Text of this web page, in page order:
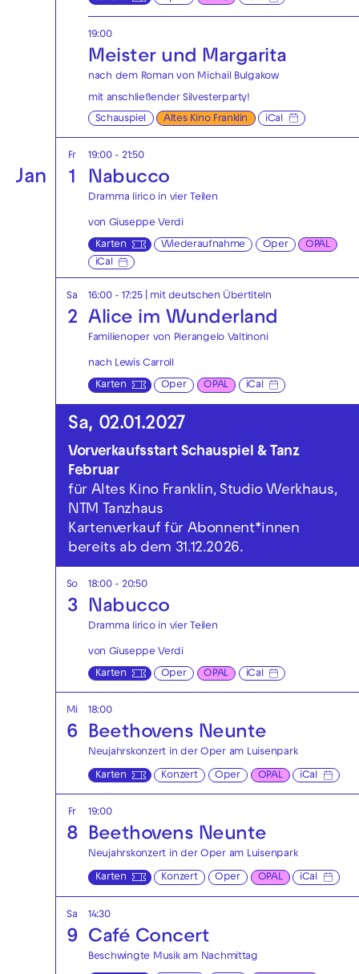
19:00
Meister und Margarita
nach dem Roman von Michail Bulgakow
mit anschließenderSilvesterparty!
Schauspiel Altes Kino Franklin iCal
Jan
Fr
1
19:00 - 21:50
Nabucco
Dramma lirico in vier Teilen
von Giuseppe Verdi
Karten Wiederaufnahme Oper
OPAL
iCal
Sa
2
16:00 - 17:25| mit deutschen Übertiteln
Alice im Wunderland
Familienoper von Pierangelo Valtinoni
nach Lewis Carroll
Karten Oper OPAL iCal
Sa, 02.01.2027
Vorverkaufsstart Schauspiel & Tanz
Februar
für Altes Kino Franklin, Studio Werkhaus,
NTM Tanzhaus
Kartenverkauf für Abonnent*innen
bereits ab dem 31.12.2026.
So
3
18:00 - 20:50
Nabucco
Dramma lirico in vier Teilen
von Giuseppe Verdi
Karten Oper OPAL iCal
Mi
6
18:00
Beethovens Neunte
Neujahrskonzert in der Oper am Luisenpark
Karten Konzert Oper OPAL iCal
Fr
8
19:00
Beethovens Neunte
Neujahrskonzert in der Oper am Luisenpark
Karten Konzert Oper OPAL iCal
Sa
9
14:30
Café Concert
Beschwingte Musik am Nachmittag